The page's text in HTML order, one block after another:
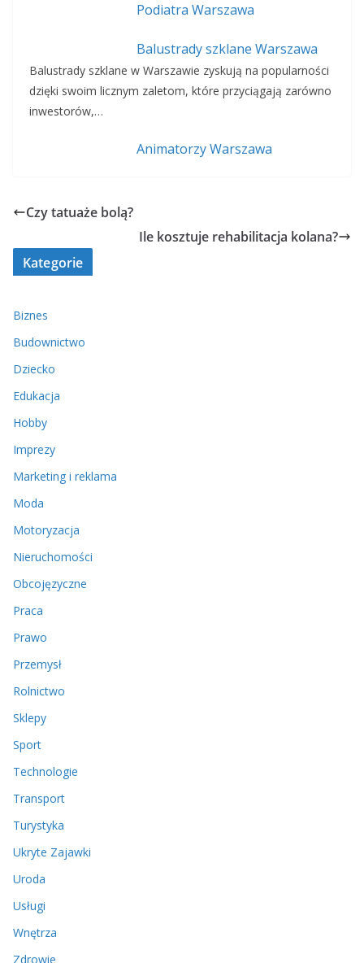
Podiatra Warszawa
Balustrady szklane Warszawa
Balustrady szklane w Warszawie zyskują na popularności
dzięki swoim licznym zaletom, które przyciągają zarówno
inwestorów,…
Animatorzy Warszawa
Czy tatuaże bolą?
Ile kosztuje rehabilitacja kolana?
Kategorie
Biznes
Budownictwo
Dziecko
Edukacja
Hobby
Imprezy
Marketing i reklama
Moda
Motoryzacja
Nieruchomości
Obcojęzyczne
Praca
Prawo
Przemysł
Rolnictwo
Sklepy
Sport
Technologie
Transport
Turystyka
Ukryte Zajawki
Uroda
Usługi
Wnętrza
Zdrowie